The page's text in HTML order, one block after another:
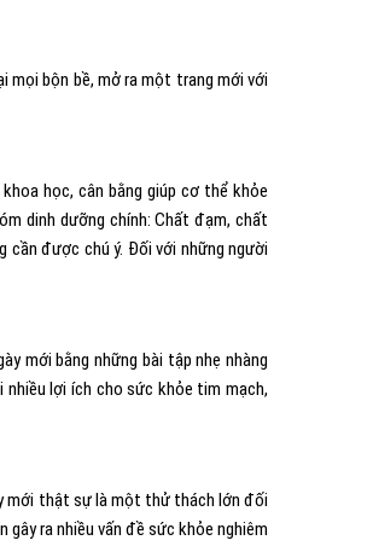
mọi bộn bề, mở ra một trang mới với
học, cân bằng giúp cơ thể khỏe
dinh dưỡng chính: Chất đạm, chất
cần được chú ý. Đối với những người
mới bằng những bài tập nhẹ nhàng
lợi ích cho sức khỏe tim mạch,
mới thật sự là một thử thách lớn đối
ra nhiều vấn đề sức khỏe nghiêm